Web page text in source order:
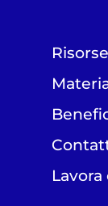
Risorse